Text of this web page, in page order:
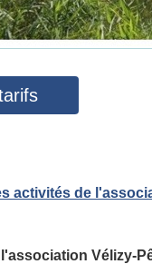
activités de
Vélizy-